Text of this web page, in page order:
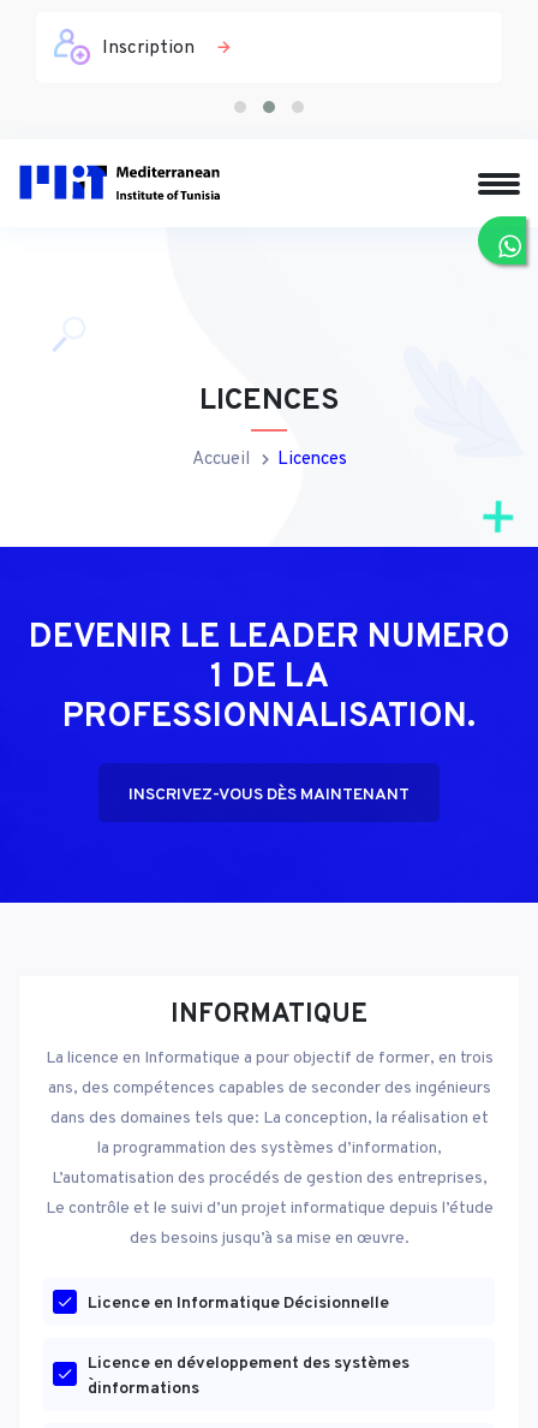
Inscription
LICENCES
Accueil Licences
DEVENIR LE LEADER NUMERO
1 DE LA
PROFESSIONNALISATION.
INSCRIVEZ-VOUS DÈS MAINTENANT
INFORMATIQUE
La licence en Informatique a pour objectif de former, en trois
ans, des compétences capables de seconder des ingénieurs
dans des domaines tels que: La conception, la réalisation et
la programmation des systèmes d’information,
L’automatisation des procédés de gestion des entreprises,
Le contrôle et le suivi d’un projet informatique depuis l’étude
des besoins jusqu’à sa mise en œuvre.
Licence en Informatique Décisionnelle
Licence en développement des systèmes
d`informations